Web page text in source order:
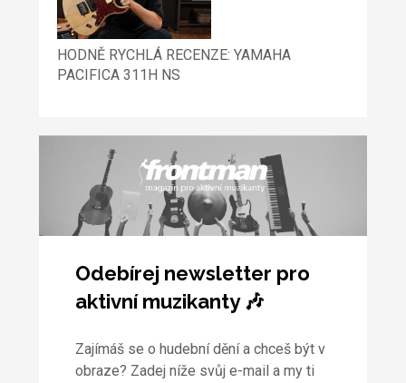
HODNĚ RYCHLÁ RECENZE: YAMAHA
PACIFICA 311H NS
Odebírej newsletter pro
aktivní muzikanty 🎶
Zajímáš se o hudební dění a chceš být v
obraze? Zadej níže svůj e-mail a my ti